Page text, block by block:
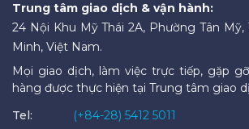
Trung tâm giao dịch & vận hành:
24 Nội Khu Mỹ Thái 2A, Phường Tân Mỹ,
Minh, Việt Nam.
Mọi giao dịch, làm việc trực tiếp, gặp
hàng được thực hiện tại Trung tâm giao
Tel:
(+84-28) 5412 5011